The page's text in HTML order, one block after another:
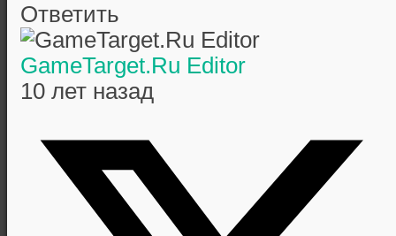
Ответить
GameTarget.Ru Editor
10 лет назад